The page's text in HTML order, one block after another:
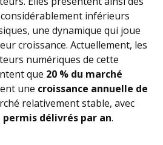
inférieurs
une dynamique qui joue
croissance. Actuellement, les
numériques de cette
que 20 % du marché
une croissance annuelle de
relativement stable, avec
délivrés par an.